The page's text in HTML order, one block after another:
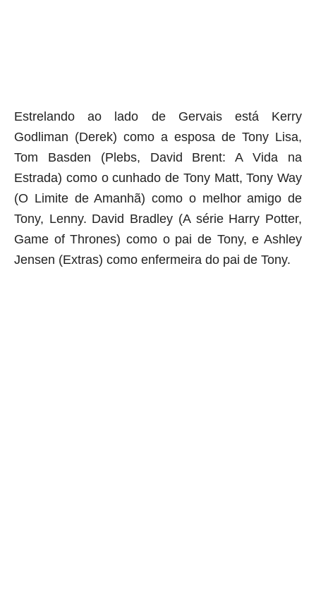
Estrelando ao lado de Gervais está Kerry
Godliman (Derek) como a esposa de Tony Lisa,
Tom Basden (Plebs, David Brent: A Vida na
Estrada) como o cunhado de Tony Matt, Tony Way
(O Limite de Amanhã) como o melhor amigo de
Tony, Lenny. David Bradley (A série Harry Potter,
Game of Thrones) como o pai de Tony, e Ashley
Jensen (Extras) como enfermeira do pai de Tony.